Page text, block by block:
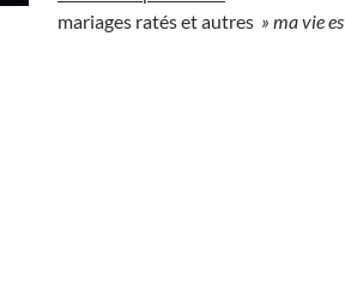
mariages ratés et autres » ma vie